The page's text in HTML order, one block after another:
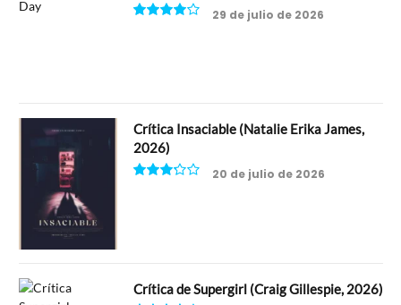
29 de julio de 2026
Crítica Insaciable (Natalie Erika James,
2026)
20 de julio de 2026
Crítica de Supergirl (Craig Gillespie, 2026)